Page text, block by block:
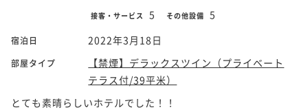
接客・サービス 5 その他設備 5
宿泊日 2022年3月18日
部屋タイプ
【禁煙】デラックスツイン（プライベート
テラス付/39平米）
とても素晴らしいホテルでした！！